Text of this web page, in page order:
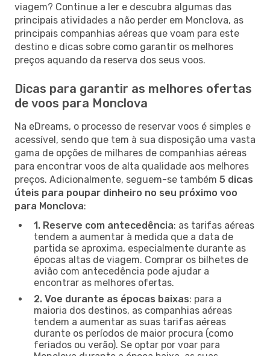
viagem? Continue a ler e descubra algumas das
principais atividades a não perder em Monclova, as
principais companhias aéreas que voam para este
destino e dicas sobre como garantir os melhores
preços aquando da reserva dos seus voos.
Dicas para garantir as melhores ofertas
de voos para Monclova
Na eDreams, o processo de reservar voos é simples e
acessível, sendo que tem à sua disposição uma vasta
gama de opções de milhares de companhias aéreas
para encontrar voos de alta qualidade aos melhores
preços. Adicionalmente, seguem-se também 5 dicas
úteis para poupar dinheiro no seu próximo voo
para Monclova:
1. Reserve com antecedência: as tarifas aéreas
tendem a aumentar à medida que a data de
partida se aproxima, especialmente durante as
épocas altas de viagem. Comprar os bilhetes de
avião com antecedência pode ajudar a
encontrar as melhores ofertas.
2. Voe durante as épocas baixas: para a
maioria dos destinos, as companhias aéreas
tendem a aumentar as suas tarifas aéreas
durante os períodos de maior procura (como
feriados ou verão). Se optar por voar para